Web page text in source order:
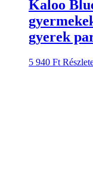
Kaloo
gyerek
5 940 Ft